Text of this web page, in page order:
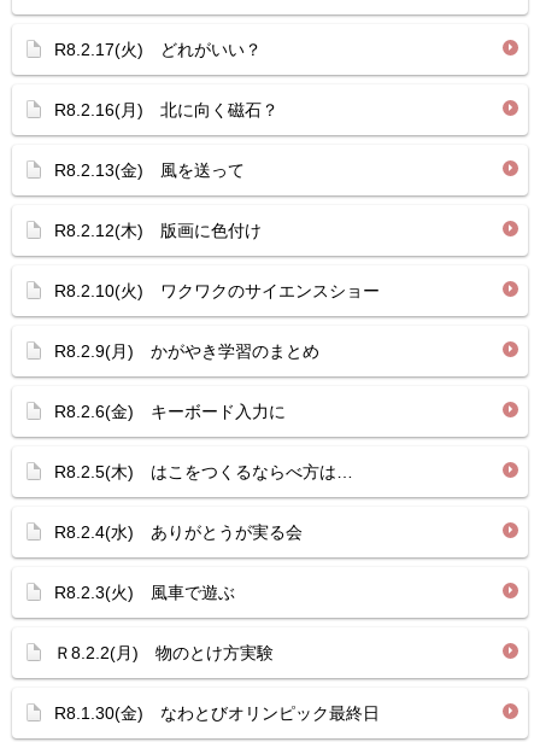
R8.2.17(火) どれがいい？
R8.2.16(月) 北に向く磁石？
R8.2.13(金) 風を送って
R8.2.12(木) 版画に色付け
R8.2.10(火) ワクワクのサイエンスショー
R8.2.9(月) かがやき学習のまとめ
R8.2.6(金) キーボード入力に
R8.2.5(木) はこをつくるならべ方は…
R8.2.4(水) ありがとうが実る会
R8.2.3(火) 風車で遊ぶ
Ｒ8.2.2(月) 物のとけ方実験
R8.1.30(金) なわとびオリンピック最終日